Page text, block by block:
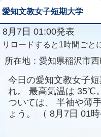
愛知文教女子短期大学
8月7日 01:00発表
リロードすると1時間ごと
所在地： 愛知県稲沢市
今日の愛知文教女子
れ。
最高気温は 35℃。
ついては、
半袖や薄
ょう。
（ 8月7日 01時